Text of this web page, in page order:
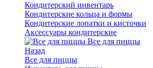
Кондитерский инвентарь
Кондитерские кольца и формы
Кондитерские лопатки и кисточки
Аксессуары кондитерские
Все для пиццы
Назад
Все для пиццы